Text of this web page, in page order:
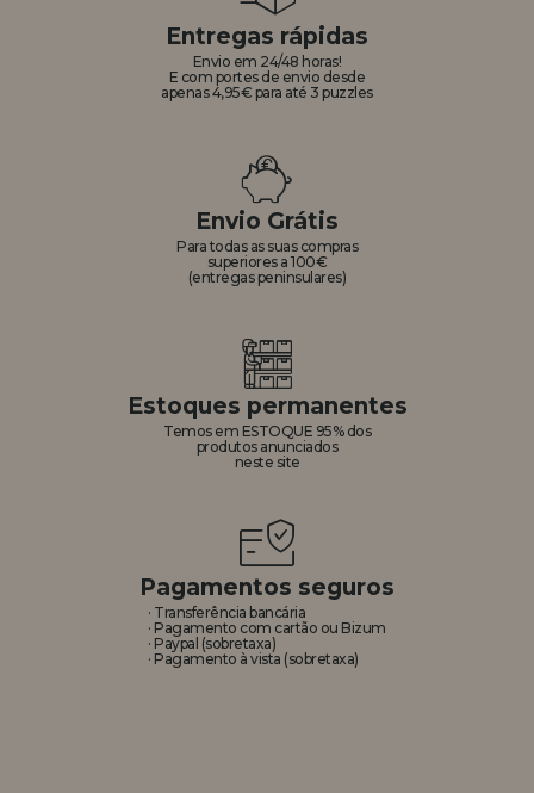
Entregas rápidas
Envio em 24/48 horas!
E com portes de envio desde
apenas 4,95€ para até 3 puzzles
Envio Grátis
Para todas as suas compras
superiores a 100€
(entregas peninsulares)
Estoques permanentes
Temos em ESTOQUE 95% dos
produtos anunciados
neste site
Pagamentos seguros
· Transferência bancária
· Pagamento com cartão ou Bizum
· Paypal (sobretaxa)
· Pagamento à vista (sobretaxa)